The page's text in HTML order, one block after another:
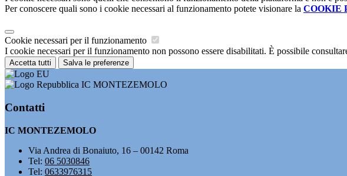
Per conoscere quali sono i cookie necessari al funzionamento potete visionare la COOKIE
Cookie necessari per il funzionamento
I cookie necessari per il funzionamento non possono essere disabilitati. È possibile
Accetta tutti Salva le preferenze
IC MONTEZEMOLO
Contatti
IC MONTEZEMOLO
Via Andrea di Bonaiuto, 16 – 00142 Roma
Tel: 06 5030846
Tel: 0633976315